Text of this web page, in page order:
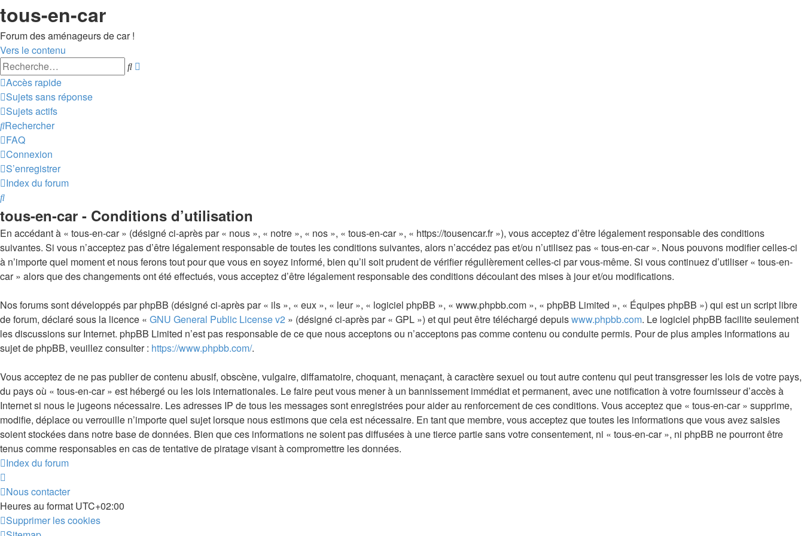
tous-en-car
Forum des aménageurs de car !
Vers le contenu
Rechercher
Accès rapide
Sujets sans réponse
Sujets actifs
Rechercher
FAQ
Connexion
S’enregistrer
Index du forum
Rechercher
tous-en-car - Conditions d’utilisation
En accédant à « tous-en-car » (désigné ci-après par « nous », « notre », « nos », « tous-en-car », « https://tousencar.fr »), vous acceptez d’être légalement responsable des conditions
suivantes. Si vous n’acceptez pas d’être légalement responsable de toutes les conditions suivantes, alors n’accédez pas et/ou n’utilisez pas « tous-en-car ». Nous pouvons modifier celles-ci
à n’importe quel moment et nous ferons tout pour que vous en soyez informé, bien qu’il soit prudent de vérifier régulièrement celles-ci par vous-même. Si vous continuez d’utiliser « tous-en-
car » alors que des changements ont été effectués, vous acceptez d’être légalement responsable des conditions découlant des mises à jour et/ou modifications.
Nos forums sont développés par phpBB (désigné ci-après par « ils », « eux », « leur », « logiciel phpBB », « www.phpbb.com », « phpBB Limited », « Équipes phpBB ») qui est un script libre
de forum, déclaré sous la licence « GNU General Public License v2 » (désigné ci-après par « GPL ») et qui peut être téléchargé depuiswww.phpbb.com. Le logiciel phpBB facilite seulement
les discussions sur Internet. phpBB Limited n’est pas responsable de ce que nous acceptons ou n’acceptons pas comme contenu ou conduite permis. Pour de plus amples informations au
sujet de phpBB, veuillez consulter : https://www.phpbb.com/.
Vous acceptez de ne pas publier de contenu abusif, obscène, vulgaire, diffamatoire, choquant, menaçant, à caractère sexuel ou tout autre contenu qui peut transgresser les lois de votre pays,
du pays où « tous-en-car » est hébergé ou les lois internationales. Le faire peut vous mener à un bannissement immédiat et permanent, avec une notification à votre fournisseur d’accès à
Internet si nous le jugeons nécessaire. Les adresses IP de tous les messages sont enregistrées pour aider au renforcement de ces conditions. Vous acceptez que « tous-en-car » supprime,
modifie, déplace ou verrouille n’importe quel sujet lorsque nous estimons que cela est nécessaire. En tant que membre, vous acceptez que toutes les informations que vous avez saisies
soient stockées dans notre base de données. Bien que ces informations ne soient pas diffusées à une tierce partie sans votre consentement, ni « tous-en-car », ni phpBB ne pourront être
tenus comme responsables en cas de tentative de piratage visant à compromettre les données.
Index du forum
Nous contacter
Heures au format UTC+02:00
Supprimer les cookies